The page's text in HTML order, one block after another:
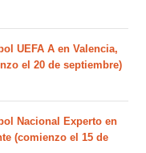
UEFA A en Valencia,
el 20 de septiembre)
Nacional Experto en
(comienzo el 15 de